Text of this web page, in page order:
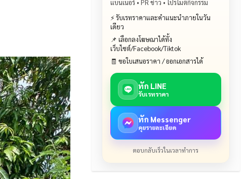
แบนเนอร์ • PR ข่าว • โปรโมตกิจกรรม
⚡ รับเรทราคาและคำแนะนำภายในวัน
เดียว
📌 เลือกลงโฆษณาได้ทั้ง
เว็บไซต์/Facebook/Tiktok
🧾 ขอใบเสนอราคา / ออกเอกสารได้
ทัก LINE
รับเรทราคา
ทัก Messenger
คุยรายละเอียด
ตอบกลับเร็วในเวลาทำการ